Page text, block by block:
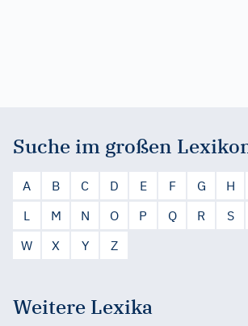
Suche im großen
A B C D E F G H
L
M N O P Q R S
W
X Y Z
Weitere Lexika